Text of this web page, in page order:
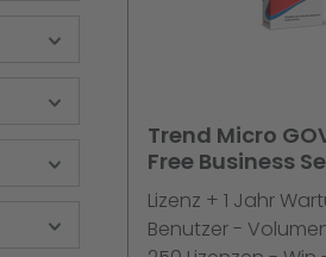
Trend Micro
Free Business
Advanced 101-
Maint. 5er Schr.
Lizenz + 1 Jahr
Benutzer -